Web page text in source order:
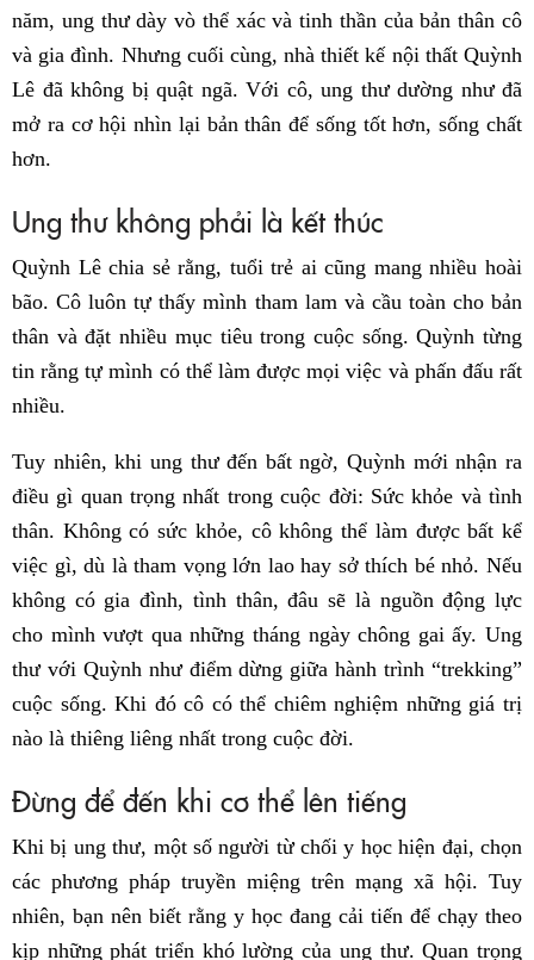
năm, ung thư dày vò thể xác và tinh thần của bản thân cô
và gia đình. Nhưng cuối cùng, nhà thiết kế nội thất Quỳnh
Lê đã không bị quật ngã. Với cô, ung thư dường như đã
mở ra cơ hội nhìn lại bản thân để sống tốt hơn, sống chất
hơn.
Ung thư không phải là kết thúc
Quỳnh Lê chia sẻ rằng, tuổi trẻ ai cũng mang nhiều hoài
bão. Cô luôn tự thấy mình tham lam và cầu toàn cho bản
thân và đặt nhiều mục tiêu trong cuộc sống. Quỳnh từng
tin rằng tự mình có thể làm được mọi việc và phấn đấu rất
nhiều.
Tuy nhiên, khi ung thư đến bất ngờ, Quỳnh mới nhận ra
điều gì quan trọng nhất trong cuộc đời: Sức khỏe và tình
thân. Không có sức khỏe, cô không thể làm được bất kể
việc gì, dù là tham vọng lớn lao hay sở thích bé nhỏ. Nếu
không có gia đình, tình thân, đâu sẽ là nguồn động lực
cho mình vượt qua những tháng ngày chông gai ấy. Ung
thư với Quỳnh như điểm dừng giữa hành trình “trekking”
cuộc sống. Khi đó cô có thể chiêm nghiệm những giá trị
nào là thiêng liêng nhất trong cuộc đời.
Đừng để đến khi cơ thể lên tiếng
Khi bị ung thư, một số người từ chối y học hiện đại, chọn
các phương pháp truyền miệng trên mạng xã hội. Tuy
nhiên, bạn nên biết rằng y học đang cải tiến để chạy theo
kịp những phát triển khó lường của ung thư. Quan trọng